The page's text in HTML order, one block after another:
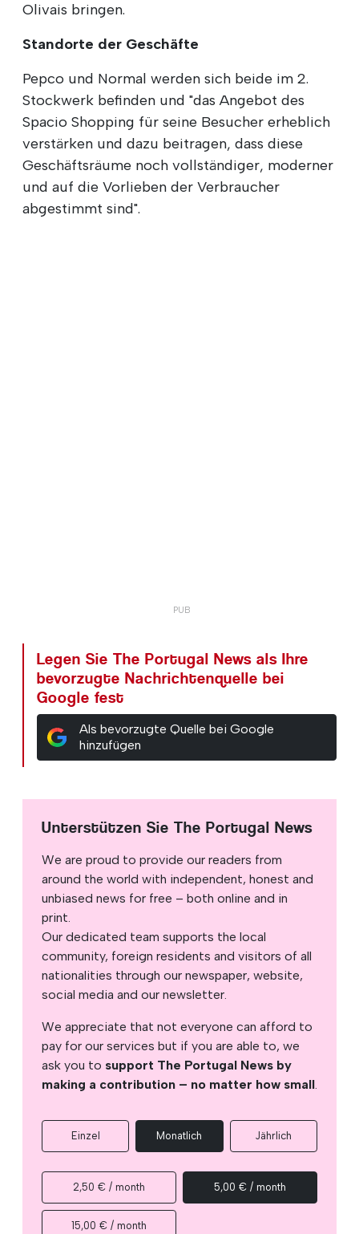
Olivais bringen.
Standorte der Geschäfte
Pepco und Normal werden sich beide im 2.
Stockwerk befinden und "das Angebot des
Spacio Shopping für seine Besucher erheblich
verstärken und dazu beitragen, dass diese
Geschäftsräume noch vollständiger, moderner
und auf die Vorlieben der Verbraucher
abgestimmt sind".
Legen Sie The Portugal News als Ihre
bevorzugte Nachrichtenquelle bei
Google fest
Als bevorzugte Quelle bei Google
hinzufügen
Unterstützen Sie The Portugal News
We are proud to provide our readers from
around the world with independent, honest and
unbiased news for free – both online and in
print.
Our dedicated team supports the local
community, foreign residents and visitors of all
nationalities through our newspaper, website,
social media and our newsletter.
We appreciate that not everyone can afford to
pay for our services but if you are able to, we
ask you to support The Portugal News by
making a contribution – no matter how small.
Einzel Monatlich Jährlich
2,50 € / month 5,00 € / month
15,00 € / month